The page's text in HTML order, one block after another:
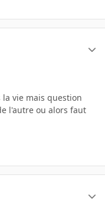
la vie mais question
l'autre ou alors faut